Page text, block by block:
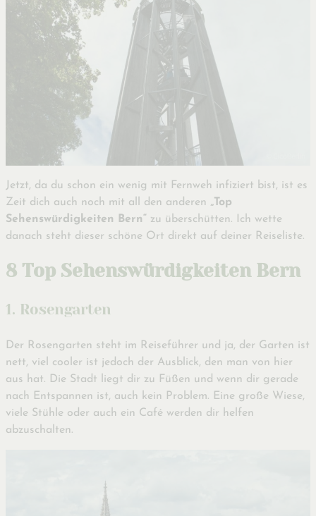
Jetzt, da du schon ein wenig mit Fernweh infiziert bist, ist es
Zeit dich auch noch mit all den anderen „Top
Sehenswürdigkeiten Bern“ zu überschütten. Ich wette
danach steht dieser schöne Ort direkt auf deiner Reiseliste.
8 Top Sehenswürdigkeiten Bern
1. Rosengarten
Der Rosengarten steht im Reiseführer und ja, der Garten ist
nett, viel cooler ist jedoch der Ausblick, den man von hier
aus hat. Die Stadt liegt dir zu Füßen und wenn dir gerade
nach Entspannen ist, auch kein Problem. Eine große Wiese,
viele Stühle oder auch ein Café werden dir helfen
abzuschalten.